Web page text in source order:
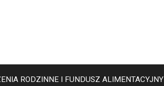
RODZINNE I FUNDUSZ ALIMENTACYJNY